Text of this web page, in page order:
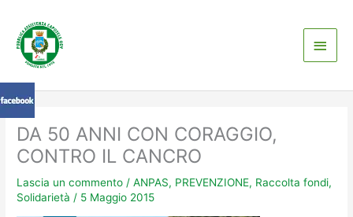
contenuto
Menu
DA 50 ANNI CON CORAGGIO,
CONTRO IL CANCRO
Lascia un commento /ANPAS, PREVENZIONE, Raccolta fondi,
Solidarietà / 5 Maggio 2015